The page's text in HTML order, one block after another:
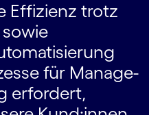
Effizienz trotz
für Manage­
erfordert,